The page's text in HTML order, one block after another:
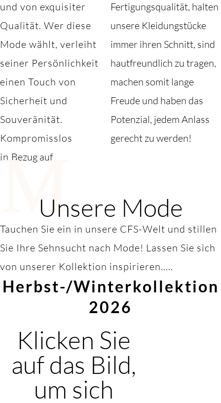
und von exquisiter
Qualität. Wer diese
Mode wählt, verleiht
seiner Persönlichkeit
einen Touch von
Sicherheit und
Souveränität.
Kompromisslos
in Bezug auf
Fertigungsqualität, halten
unsere Kleidungstücke
immer ihren Schnitt, sind
hautfreundlich zu tragen,
machen somit lange
Freude und haben das
Potenzial, jedem Anlass
gerecht zu werden!
MUnsere Mode
Tauchen Sie ein in unsere CFS-Welt und stillen
Sie Ihre Sehnsucht nach Mode! Lassen Sie sich
von unserer Kollektion inspirieren.....
Herbst-/Winterkollektion
2026
Klicken Sie
auf das Bild,
um sich